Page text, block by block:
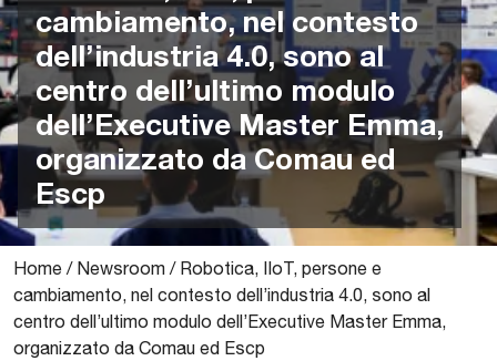
cambiamento, nel contesto
dell’industria 4.0, sono al
centro dell’ultimo modulo
dell’Executive Master Emma,
organizzato da Comau ed
Escp
Home / Newsroom / Robotica, IIoT, persone e
cambiamento, nel contesto dell’industria 4.0, sono al
centro dell’ultimo modulo dell’Executive Master Emma,
organizzato da Comau ed Escp